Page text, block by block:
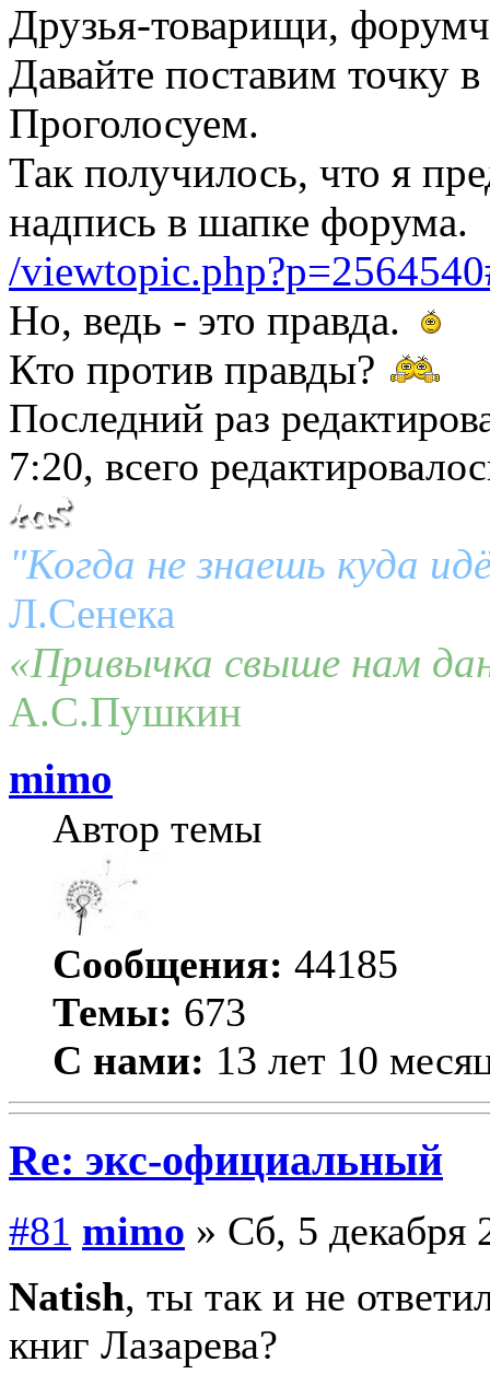
Друзья-товарищи,
Давайте поставим точку
Проголосуем.
Так получилось, что я
надпись в шапке форума.
/
Но, ведь - это правда.
Кто против правды?
Последний раз
7:20, всего
"Когда не знаешь куда
Л.Сенека
«Привычка свыше нам
А.С.Пушкин
mimo
Автор темы
Сообщения: 44185
Темы: 673
С нами: 13 лет 10
Re: экс-официальный
#81 mimo » Сб, 5 декабря
Natish, ты так и не
книг Лазарева?